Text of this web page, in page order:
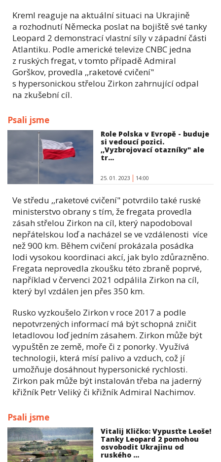
Kreml reaguje na aktuální situaci na Ukrajině
a rozhodnutí Německa poslat na bojiště své tanky
Leopard 2 demonstrací vlastní síly v západní části
Atlantiku. Podle americké televize CNBC jedna
z ruských fregat, v tomto případě Admiral
Gorškov, provedla ,,raketové cvičení"
s hypersonickou střelou Zirkon zahrnující odpal
na zkušební cíl.
Psali jsme
Role Polska v Evropě - buduje
si vedoucí pozici.
,,Vyzbrojovací otazníky" ale
tr...
25. 01. 2023 14:00
Ve středu ,,raketové cvičení" potvrdilo také ruské
ministerstvo obrany s tím, že fregata provedla
zásah střelou Zirkon na cíl, který napodoboval
nepřátelskou loď a nacházel se ve vzdálenosti více
než 900 km. Během cvičení prokázala posádka
lodi vysokou koordinaci akcí, jak bylo zdůrazněno.
Fregata neprovedla zkoušku této zbraně poprvé,
například v červenci 2021 odpálila Zirkon na cíl,
který byl vzdálen jen přes 350 km.
Rusko vyzkoušelo Zirkon v roce 2017 a podle
nepotvrzených informací má být schopná zničit
letadlovou loď jedním zásahem. Zirkon může být
vypuštěn ze země, moře či z ponorky. Využívá
technologii, která mísí palivo a vzduch, což jí
umožňuje dosáhnout hypersonické rychlosti.
Zirkon pak může být instalován třeba na jaderný
křižník Petr Veliký či křižník Admiral Nachimov.
Psali jsme
Vitalij Kličko: Vypusťte Leoše!
Tanky Leopard 2 pomohou
osvobodit Ukrajinu od
ruského ...